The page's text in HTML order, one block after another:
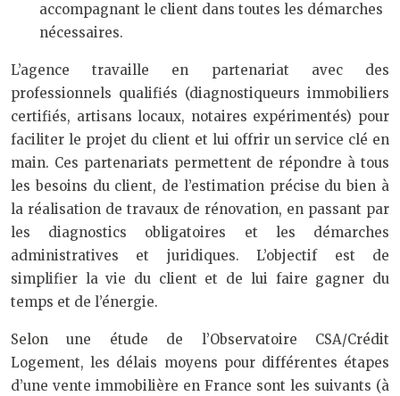
accompagnant le client dans toutes les démarches
nécessaires.
L’agence travaille en partenariat avec des
professionnels qualifiés (diagnostiqueurs immobiliers
certifiés, artisans locaux, notaires expérimentés) pour
faciliter le projet du client et lui offrir un service clé en
main. Ces partenariats permettent de répondre à tous
les besoins du client, de l’estimation précise du bien à
la réalisation de travaux de rénovation, en passant par
les diagnostics obligatoires et les démarches
administratives et juridiques. L’objectif est de
simplifier la vie du client et de lui faire gagner du
temps et de l’énergie.
Selon une étude de l’Observatoire CSA/Crédit
Logement, les délais moyens pour différentes étapes
d’une vente immobilière en France sont les suivants (à